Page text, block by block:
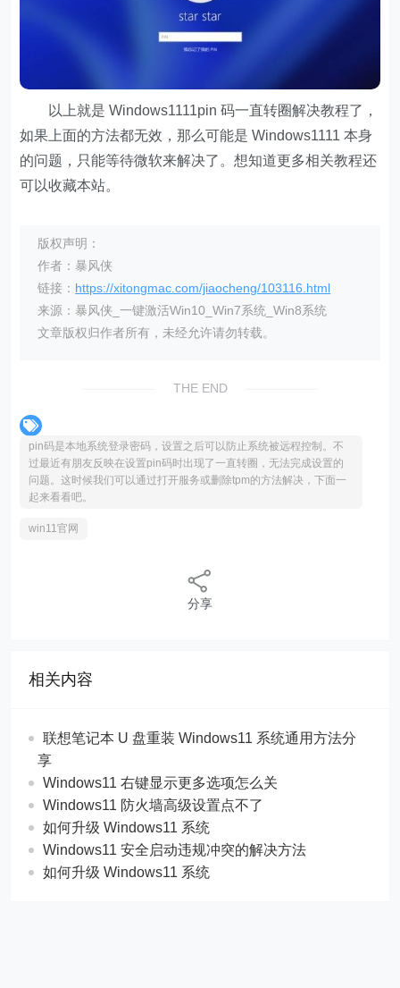
以上就是 Windows1111pin 码一直转圈解决教程了，
如果上面的方法都无效，那么可能是 Windows1111 本身
的问题，只能等待微软来解决了。想知道更多相关教程还
可以收藏本站。
版权声明：
作者：暴风侠
链接： https://xitongmac.com/jiaocheng/103116.html
来源：暴风侠_一键激活Win10_Win7系统_Win8系统
文章版权归作者所有，未经允许请勿转载。
THE END
pin码是本地系统登录密码，设置之后可以防止系统被远程控制。不
过最近有朋友反映在设置pin码时出现了一直转圈，无法完成设置的
问题。这时候我们可以通过打开服务或删除tpm的方法解决，下面一
起来看看吧。
win11官网
分享
相关内容
联想笔记本 U 盘重装 Windows11 系统通用方法分
享
Windows11 右键显示更多选项怎么关
Windows11 防火墙高级设置点不了
如何升级 Windows11 系统
Windows11 安全启动违规冲突的解决方法
如何升级 Windows11 系统